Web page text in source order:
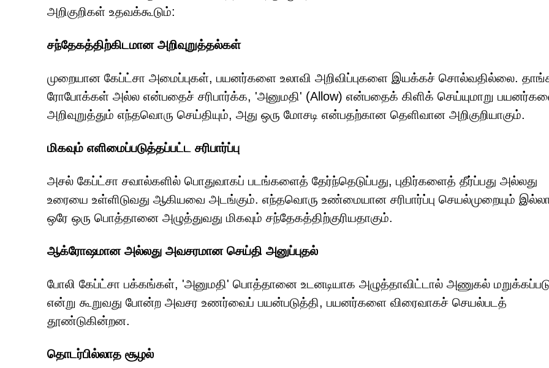
அறிகுறிகள் உதவக்கூடும்:
சந்தேகத்திற்கிடமான அறிவுறுத்தல்கள்
முறையான கேப்ட்சா அமைப்புகள், பயனர்களை உலாவி அறிவிப்புகளை இயக்கச் சொல்வதில்லை.
ரோபோக்கள் அல்ல என்பதைச் சரிபார்க்க, 'அனுமதி' (Allow) என்பதைக் கிளிக் செய்யுமாறு
அறிவுறுத்தும் எந்தவொரு செய்தியும், அது ஒரு மோசடி என்பதற்கான தெளிவான அறிகுறியாகும்.
மிகவும் எளிமைப்படுத்தப்பட்ட சரிபார்ப்பு
அசல் கேப்ட்சா சவால்களில் பொதுவாகப் படங்களைத் தேர்ந்தெடுப்பது, புதிர்களைத் தீர்ப்பது அல்லது
உரையை உள்ளிடுவது ஆகியவை அடங்கும். எந்தவொரு உண்மையான சரிபார்ப்பு செயல்முறையும்
ஒரே ஒரு பொத்தானை அழுத்துவது மிகவும் சந்தேகத்திற்குரியதாகும்.
ஆக்ரோஷமான அல்லது அவசரமான செய்தி அனுப்புதல்
போலி கேப்ட்சா பக்கங்கள், 'அனுமதி' பொத்தானை உடனடியாக அழுத்தாவிட்டால் அணுகல்
என்று கூறுவது போன்ற அவசர உணர்வைப் பயன்படுத்தி, பயனர்களை விரைவாகச் செயல்படத்
தூண்டுகின்றன.
தொடர்பில்லாத சூழல்